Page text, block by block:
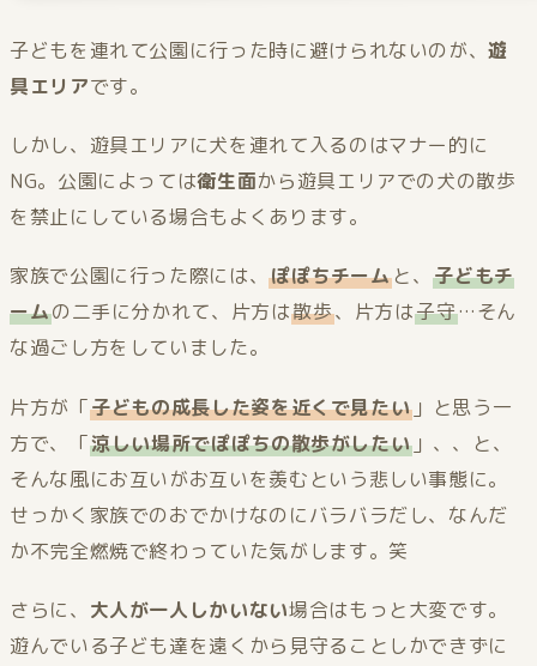
子どもを連れて公園に行った時に避けられないのが、遊
具エリアです。
しかし、遊具エリアに犬を連れて入るのはマナー的に
NG。公園によっては衛生面から遊具エリアでの犬の散歩
を禁止にしている場合もよくあります。
家族で公園に行った際には、ぽぽちチームと、 子どもチ
ームの二手に分かれて、片方は散歩、片方は子守…そん
な過ごし方をしていました。
片方が「子どもの成長した姿を近くで見たい 」と思う一
方で、「涼しい場所でぽぽちの散歩がしたい 」、、と、
そんな風にお互いがお互いを羨むという悲しい事態に。
せっかく家族でのおでかけなのにバラバラだし、なんだ
か不完全燃焼で終わっていた気がします。笑
さらに、 大人が一人しかいない場合はもっと大変です。
遊んでいる子ども達を遠くから見守ることしかできずに